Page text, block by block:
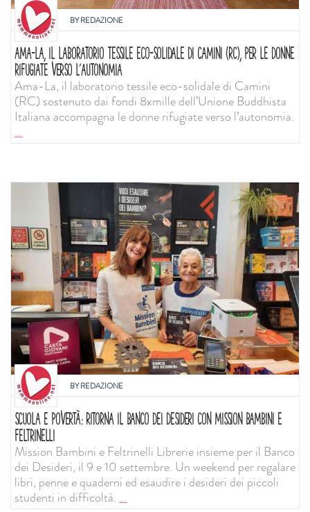
BYREDAZIONE
AMA-LA, IL LABORATORIO TESSILE ECO-SOLIDALE DI CAMINI (RC), PER LE DONNE
RIFUGIATE VERSO L’AUTONOMIA
Ama-La, il laboratorio tessile eco-solidale di Camini
(RC) sostenuto dai fondi 8xmille dell’Unione Buddhista
Italiana accompagna le donne rifugiate verso l’autonomia.
...
BYREDAZIONE
SCUOLA E POVERTÀ: RITORNA IL BANCO DEI DESIDERI CON MISSION BAMBINI E
FELTRINELLI
Mission Bambini e Feltrinelli Librerie insieme per il Banco
dei Desideri, il 9 e 10 settembre. Un weekend per regalare
libri, penne e quaderni ed esaudire i desideri dei piccoli
studenti in difficoltà....